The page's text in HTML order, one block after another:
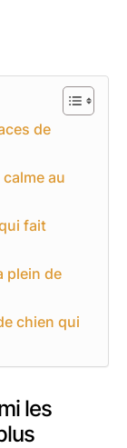
de
au
fait
plein de
chien qui
les